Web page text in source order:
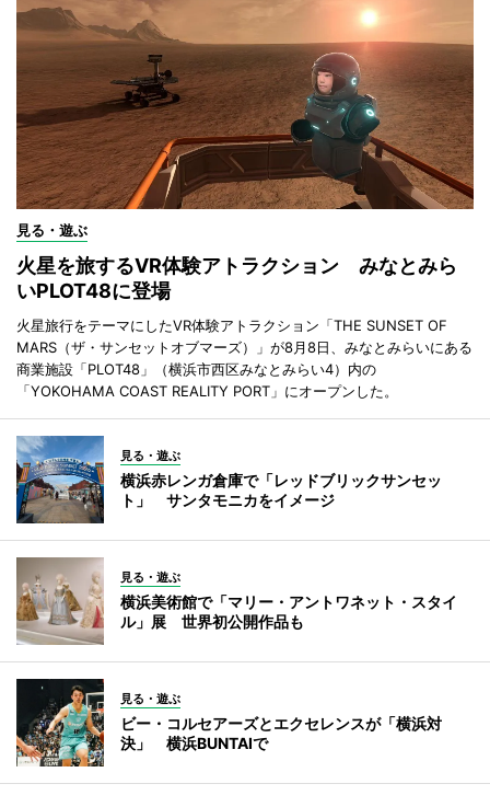
見る・遊ぶ
火星を旅するVR体験アトラクション みなとみら
いPLOT48に登場
火星旅行をテーマにしたVR体験アトラクション「THE SUNSET OF
MARS（ザ・サンセットオブマーズ）」が8月8日、みなとみらいにある
商業施設「PLOT48」（横浜市西区みなとみらい4）内の
「YOKOHAMA COAST REALITY PORT」にオープンした。
見る・遊ぶ
横浜赤レンガ倉庫で「レッドブリックサンセッ
ト」 サンタモニカをイメージ
見る・遊ぶ
横浜美術館で「マリー・アントワネット・スタイ
ル」展 世界初公開作品も
見る・遊ぶ
ビー・コルセアーズとエクセレンスが「横浜対
決」 横浜BUNTAIで